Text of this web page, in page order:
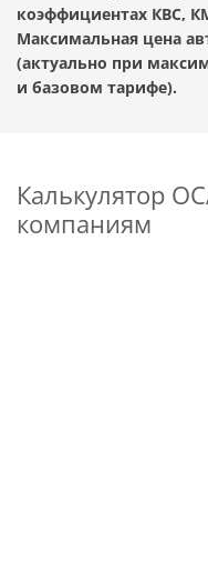
коэффициентах КВС,
Максимальная цена
(актуально при
и базовом тарифе).
Калькулятор
компаниям